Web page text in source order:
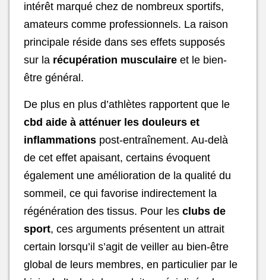
intérêt marqué chez de nombreux sportifs,
amateurs comme professionnels. La raison
principale réside dans ses effets supposés
sur la récupération musculaire et le bien-
être général.
De plus en plus d’athlètes rapportent que le
cbd aide à atténuer les douleurs et
inflammations post-entraînement. Au-delà
de cet effet apaisant, certains évoquent
également une amélioration de la qualité du
sommeil, ce qui favorise indirectement la
régénération des tissus. Pour les clubs de
sport, ces arguments présentent un attrait
certain lorsqu’il s’agit de veiller au bien-être
global de leurs membres, en particulier par le